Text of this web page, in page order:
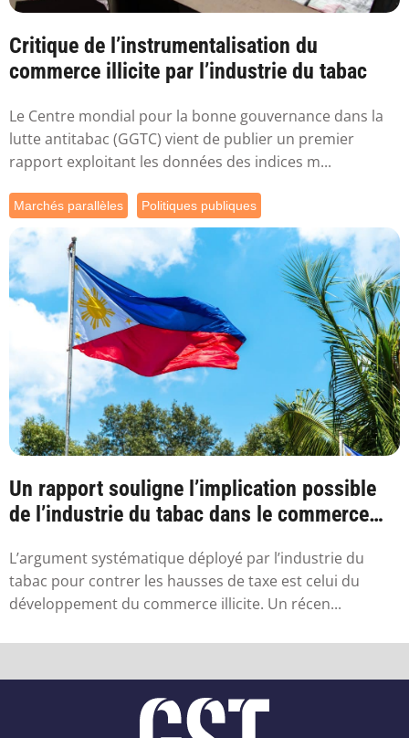
Critique de l’instrumentalisation du
commerce illicite par l’industrie du tabac
Le Centre mondial pour la bonne gouvernance dans la
lutte antitabac (GGTC) vient de publier un premier
rapport exploitant les données des indices m...
Marchés parallèles Politiques publiques
Un rapport souligne l’implication possible
de l’industrie du tabac dans le commerce
L’argument systématique déployé par l’industrie du
tabac pour contrer les hausses de taxe est celui du
développement du commerce illicite. Un récen...